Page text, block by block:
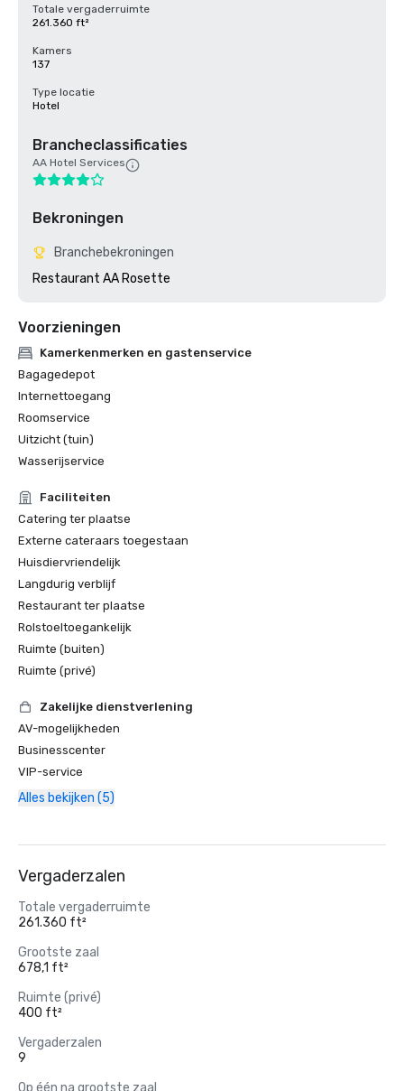
Totale vergaderruimte
261.360 ft²
Kamers
137
Type locatie
Hotel
Brancheclassificaties
AA Hotel Services
Bekroningen
Branchebekroningen
Voorzieningen
Kamerkenmerken en gastenservice
Bagagedepot
Internettoegang
Roomservice
Uitzicht (tuin)
Wasserijservice
Faciliteiten
Catering ter plaatse
Externe cateraars toegestaan
Huisdiervriendelijk
Langdurig verblijf
Restaurant ter plaatse
Rolstoeltoegankelijk
Ruimte (buiten)
Ruimte (privé)
Zakelijke dienstverlening
AV-mogelijkheden
Businesscenter
VIP-service
Alles bekijken (5)
Vergaderzalen
Totale vergaderruimte
261.360 ft²
Grootste zaal
678,1 ft²
Ruimte (privé)
400 ft²
Vergaderzalen
9
Op één na grootste zaal